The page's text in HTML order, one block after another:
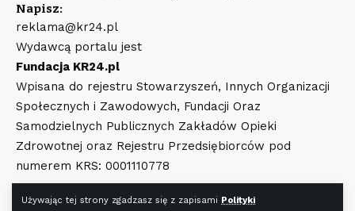
Używając tej strony zgadzasz się z zapisami Polityki
Napisz:
reklama@kr24.pl
Wydawcą portalu jest
Fundacja KR24.pl
Wpisana do rejestru Stowarzyszeń, Innych Organizacji
Społecznych i Zawodowych, Fundacji Oraz
Samodzielnych Publicznych Zakładów Opieki
Zdrowotnej oraz Rejestru Przedsiębiorców pod
numerem KRS: 0001110778